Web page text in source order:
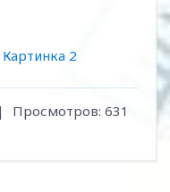
Картинка 2
| Просмотров: 631